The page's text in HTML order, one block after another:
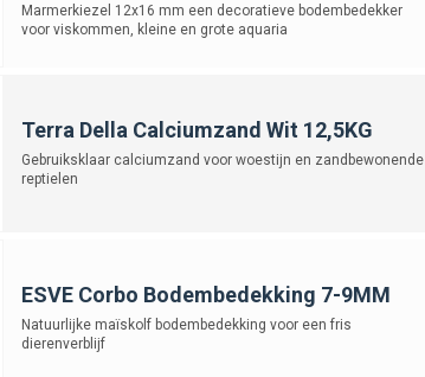
Marmerkiezel 12x16 mm een decoratieve bodembedekker
voor viskommen, kleine en grote aquaria
Terra Della Calciumzand Wit 12,5KG
Gebruiksklaar calciumzand voor woestijn en zandbewonende
reptielen
ESVE Corbo Bodembedekking 7-9MM
Natuurlijke maïskolf bodembedekking voor een fris
dierenverblijf